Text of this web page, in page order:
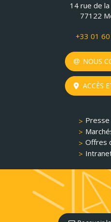
14 rue de
77122
+33 01
NOUS
ACCÈS
Presse
Offres